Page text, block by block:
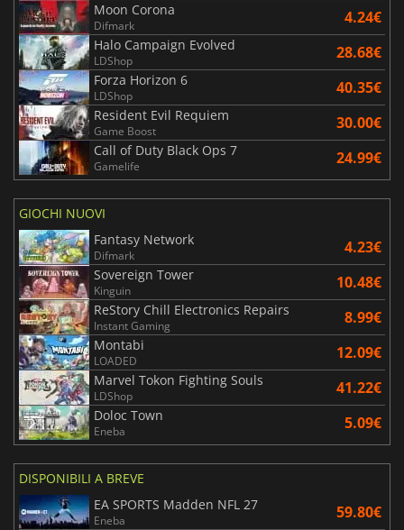
Moon Corona
Difmark 4.24€
Halo Campaign Evolved
LDShop 28.68€
Forza Horizon 6
LDShop 40.35€
Resident Evil Requiem
Game Boost 30.00€
Call of Duty Black Ops 7
Gamelife 24.99€
GIOCHI NUOVI
Fantasy Network
Difmark 4.23€
Sovereign Tower
Kinguin 10.48€
ReStory Chill Electronics Repairs
Instant Gaming 8.99€
Montabi
LOADED 12.09€
Marvel Tokon Fighting Souls
LDShop 41.22€
Doloc Town
Eneba 5.09€
DISPONIBILI A BREVE
EA SPORTS Madden NFL 27
Eneba 59.80€